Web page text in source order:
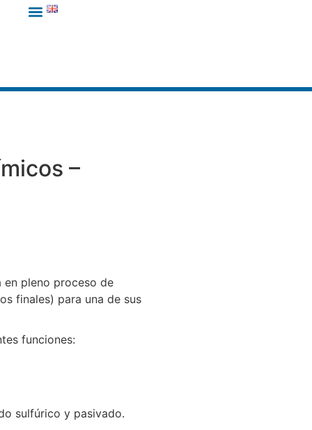
–
en pleno proceso de
finales) para una de sus
funciones:
sulfúrico y pasivado.